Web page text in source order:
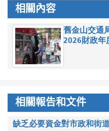
相關內容
舊金山交通
2026財政年
相關報告和文件
缺乏必要資金對市政和街